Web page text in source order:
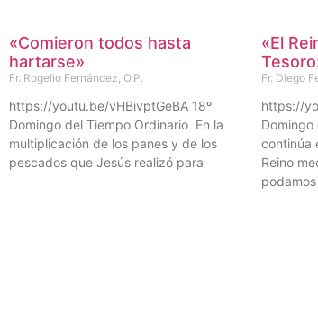
«Comieron todos hasta
hartarse»
Fr. Rogelio Fernández, O.P.
https://youtu.be/vHBivptGeBA 18º
Domingo del Tiempo Ordinario En la
multiplicación de los panes y de los
pescados que Jesús realizó para
«El
Fr. Diego
https://
continúa
Reino